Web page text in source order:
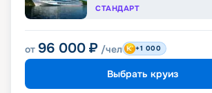
СТАНДАРТ
от 96 000 ₽ /чел +1 000
Выбрать круиз